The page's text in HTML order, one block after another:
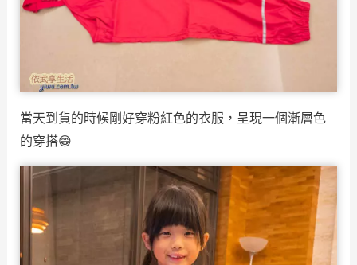
當天到貨的時候剛好穿粉紅色的衣服，呈現一個漸層色
的穿搭😁